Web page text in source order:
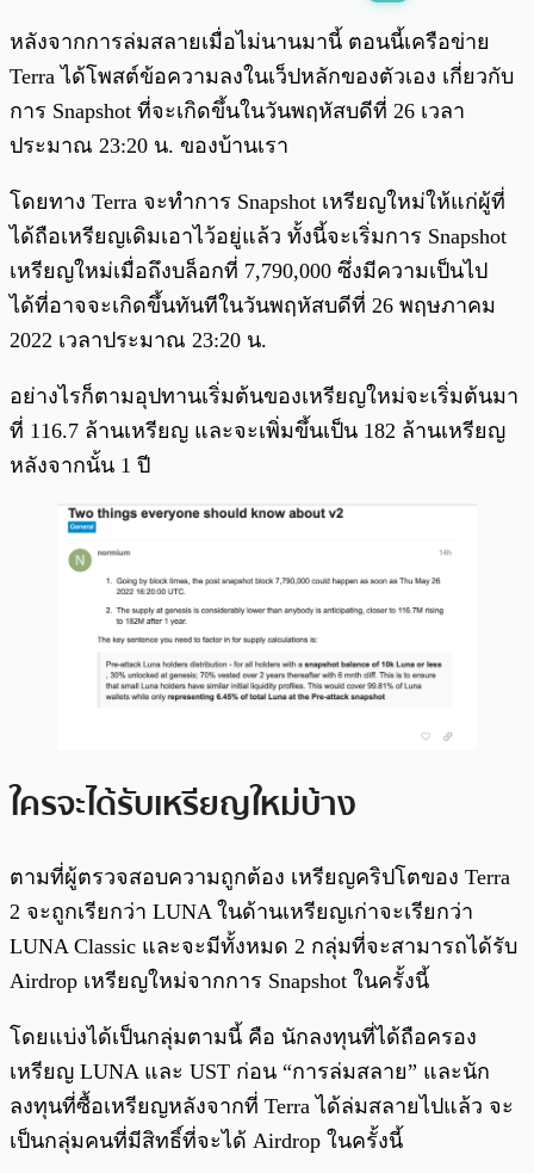
0:00/ 0:00
หลังจากการล่มสลายเมื่อไม่นานมานี้ ตอนนี้เครือข่าย
Terra ได้โพสต์ข้อความลงในเว็ปหลักของตัวเอง เกี่ยวกับ
การ Snapshot ที่จะเกิดขึ้นในวันพฤหัสบดีที่ 26 เวลา
ประมาณ 23:20 น. ของบ้านเรา
โดยทาง Terra จะทำการ Snapshot เหรียญใหม่ให้แก่ผู้ที่
ได้ถือเหรียญเดิมเอาไว้อยู่แล้ว ทั้งนี้จะเริ่มการ Snapshot
เหรียญใหม่เมื่อถึงบล็อกที่ 7,790,000 ซึ่งมีความเป็นไป
ได้ที่อาจจะเกิดขึ้นทันทีในวันพฤหัสบดีที่ 26 พฤษภาคม
2022 เวลาประมาณ 23:20 น.
อย่างไรก็ตามอุปทานเริ่มต้นของเหรียญใหม่จะเริ่มต้นมา
ที่ 116.7 ล้านเหรียญ และจะเพิ่มขึ้นเป็น 182 ล้านเหรียญ
หลังจากนั้น 1 ปี
ใครจะได้รับเหรียญใหม่บ้าง
ตามที่ผู้ตรวจสอบความถูกต้อง เหรียญคริปโตของ Terra
2 จะถูกเรียกว่า LUNA ในด้านเหรียญเก่าจะเรียกว่า
LUNA Classic และจะมีทั้งหมด 2 กลุ่มที่จะสามารถได้รับ
Airdrop เหรียญใหม่จากการ Snapshot ในครั้งนี้
โดยแบ่งได้เป็นกลุ่มตามนี้ คือ นักลงทุนที่ได้ถือครอง
เหรียญ LUNA และ UST ก่อน “การล่มสลาย” และนัก
ลงทุนที่ซื้อเหรียญหลังจากที่ Terra ได้ล่มสลายไปแล้ว จะ
เป็นกลุ่มคนที่มีสิทธิ์ที่จะได้ Airdrop ในครั้งนี้